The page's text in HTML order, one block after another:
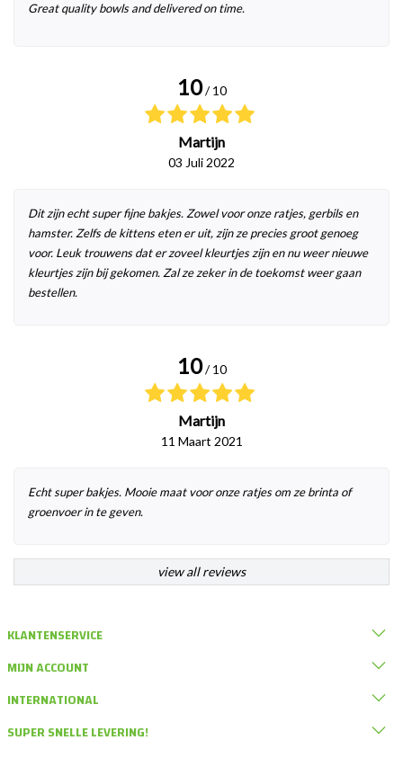
Great quality bowls and delivered on time.
10 / 10
Martijn
03 Juli 2022
Dit zijn echt super fijne bakjes. Zowel voor onze ratjes, gerbils en
hamster. Zelfs de kittens eten er uit, zijn ze precies groot genoeg
voor. Leuk trouwens dat er zoveel kleurtjes zijn en nu weer nieuwe
kleurtjes zijn bij gekomen. Zal ze zeker in de toekomst weer gaan
bestellen.
10 / 10
Martijn
11 Maart 2021
Echt super bakjes. Mooie maat voor onze ratjes om ze brinta of
groenvoer in te geven.
view all reviews
KLANTENSERVICE
MIJN ACCOUNT
INTERNATIONAL
SUPER SNELLE LEVERING!